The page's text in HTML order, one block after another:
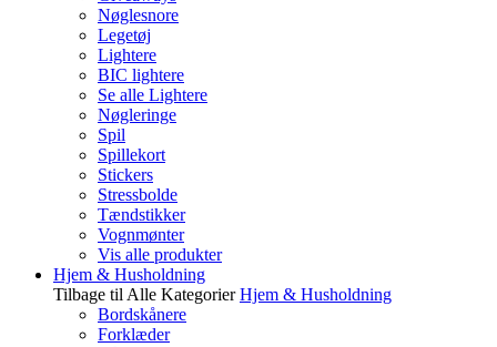
Nøglesnore
Legetøj
Lightere
BIC lightere
Se alle Lightere
Nøgleringe
Spil
Spillekort
Stickers
Stressbolde
Tændstikker
Vognmønter
Vis alle produkter
Hjem & Husholdning
Tilbage til Alle Kategorier Hjem & Husholdning
Bordskånere
Forklæder